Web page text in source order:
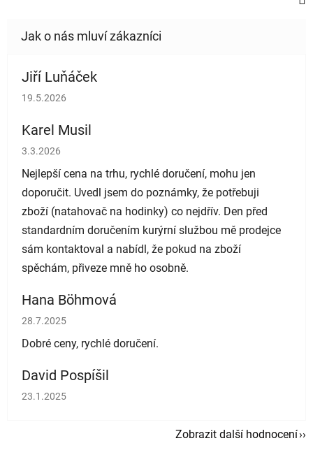
Jiří Luňáček
Hodnocení obchodu je 5 z 5 hvězdiček.
19.5.2026
Karel Musil
Hodnocení obchodu je 5 z 5 hvězdiček.
3.3.2026
Nejlepší cena na trhu, rychlé doručení, mohu jen
doporučit. Uvedl jsem do poznámky, že potřebuji
zboží (natahovač na hodinky) co nejdřív. Den před
standardním doručením kurýrní službou mě prodejce
sám kontaktoval a nabídl, že pokud na zboží
spěchám, přiveze mně ho osobně.
Hana Böhmová
Hodnocení obchodu je 5 z 5 hvězdiček.
28.7.2025
Dobré ceny, rychlé doručení.
David Pospíšil
Hodnocení obchodu je 5 z 5 hvězdiček.
23.1.2025
Zobrazit další hodnocení